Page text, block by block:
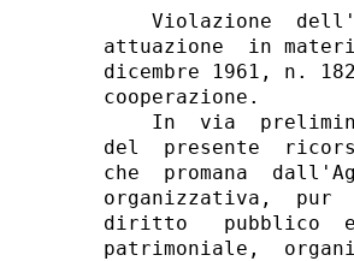
Violazione
attuazione  in
dicembre 1961, n.
cooperazione.
In  via
del  presente
che  promana
organizzativa,
diritto   pubblico  e
patrimoniale,